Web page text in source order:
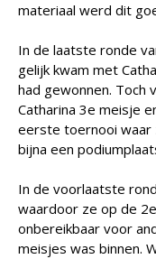
materiaal werd dit
In de laatste ronde
gelijk kwam met
had gewonnen. Toch
Catharina 3e meisje
eerste toernooi waar
bijna een
In de voorlaatste
waardoor ze op de
onbereikbaar voor
meisjes was binnen.